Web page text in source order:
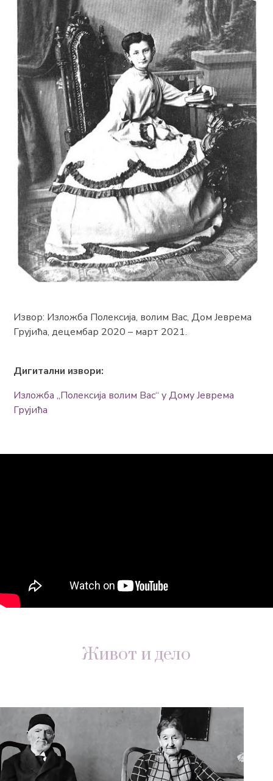
Извор: Изложба Полексија, волим Вас, Дом Јеврема
Грујића, децембар 2020 – март 2021.
Дигитални извори:
Изложба „Полексија волим Вас“ у Дому Јеврема
Грујића
Живот и дело